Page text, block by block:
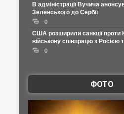
В адміністрації Вучича
Зеленського до Сербії
0
США розширили санкції проти
військову співпрацю з Росією
0
ФОТО